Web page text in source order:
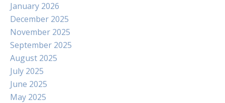
January 2026
December 2025
November 2025
September 2025
August 2025
July 2025
June 2025
May 2025